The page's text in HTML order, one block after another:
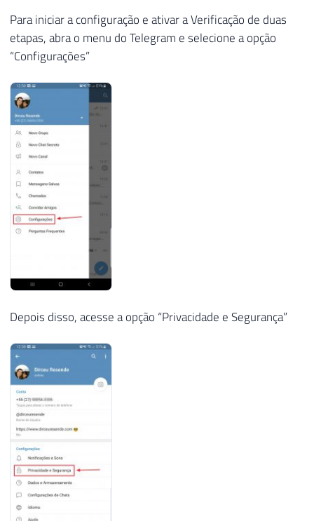
Para iniciar a configuração e ativar a Verificação de duas
etapas, abra o menu do Telegram e selecione a opção
“Configurações”
Depois disso, acesse a opção “Privacidade e Segurança”